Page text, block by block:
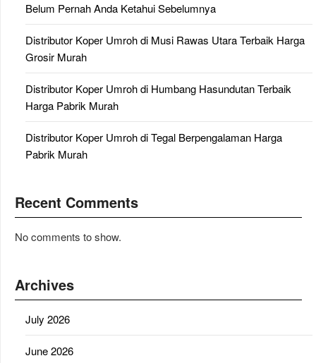
Belum Pernah Anda Ketahui Sebelumnya
Distributor Koper Umroh di Musi Rawas Utara Terbaik Harga
Grosir Murah
Distributor Koper Umroh di Humbang Hasundutan Terbaik
Harga Pabrik Murah
Distributor Koper Umroh di Tegal Berpengalaman Harga
Pabrik Murah
Recent Comments
No comments to show.
Archives
July 2026
June 2026